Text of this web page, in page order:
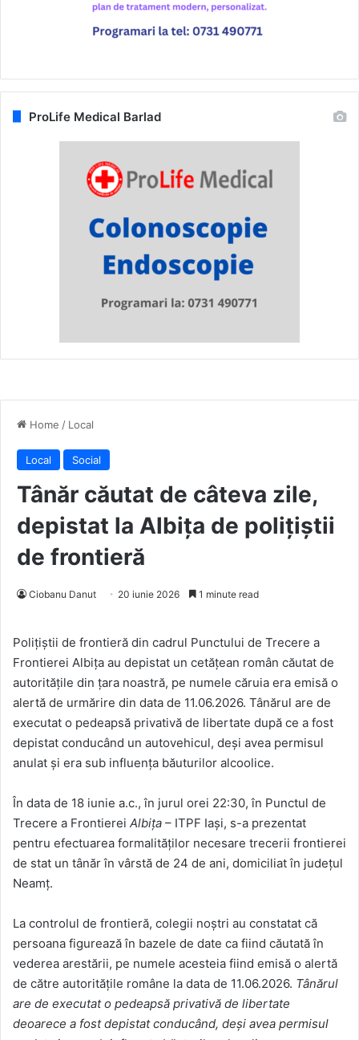
Home / Local
Local Social
Tânăr căutat de câteva zile,
depistat la Albiţa de poliţiştii
de frontieră
Ciobanu Danut 20 iunie 2026 1 minute read
Poliţiştii de frontieră din cadrul Punctului de Trecere a
Frontierei Albița au depistat un cetăţean român căutat de
autorităţile din ţara noastră, pe numele căruia era emisă o
alertă de urmărire din data de 11.06.2026. Tânărul are de
executat o pedeapsă privativă de libertate după ce a fost
depistat conducând un autovehicul, deși avea permisul
anulat și era sub influența băuturilor alcoolice.
În data de 18 iunie a.c., în jurul orei 22:30, în Punctul de
Trecere a Frontierei Albița – ITPF Iași, s-a prezentat
pentru efectuarea formalităţilor necesare trecerii frontierei
de stat un tânăr în vârstă de 24 de ani, domiciliat în județul
Neamț.
La controlul de frontieră, colegii noștri au constatat că
persoana figurează în bazele de date ca fiind căutată în
vederea arestării, pe numele acesteia fiind emisă o alertă
de către autorităţile române la data de 11.06.2026. Tânărul
are de executat o pedeapsă privativă de libertate
deoarece a fost depistat conducând, deși avea permisul
ProLife Medical Barlad